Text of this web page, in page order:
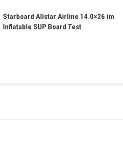
Starboard Allstar Airline 14.0×26 im
Inflatable SUP Board Test